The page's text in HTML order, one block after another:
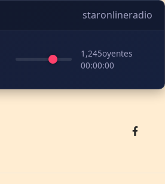
staronlineradio
1,245oyentes
00:00:00